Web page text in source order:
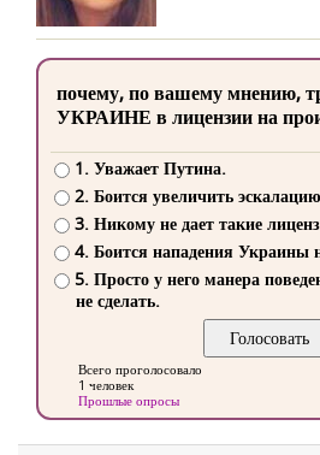
почему, по вашему мнению,
УКРАИНЕ в лицензии на
1. Уважает Путина.
2. Боится увеличить
3. Никому не дает такие
4. Боится нападения
5. Просто у него манера
не сделать.
Всего проголосовало
1 человек
Прошлые опросы